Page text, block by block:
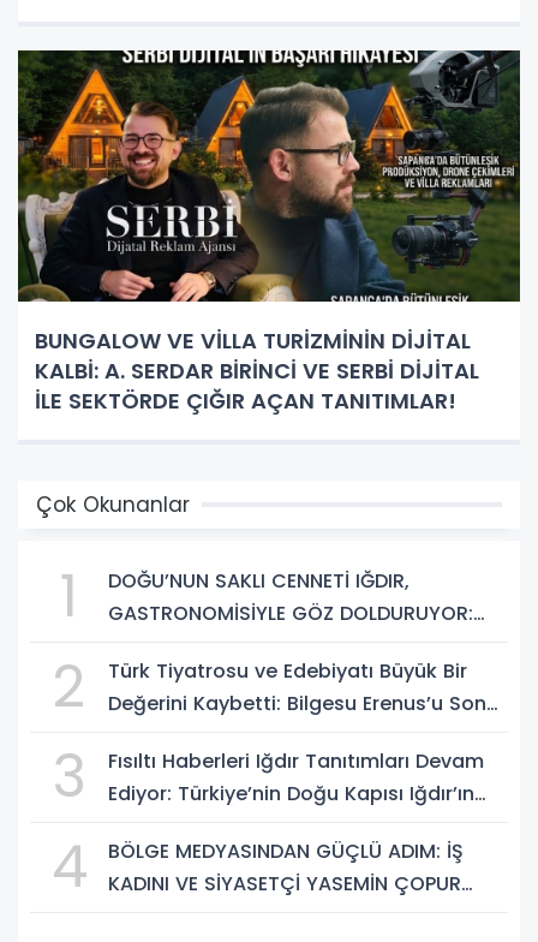
BUNGALOW VE VİLLA TURİZMİNİN DİJİTAL
KALBİ: A. SERDAR BİRİNCİ VE SERBİ DİJİTAL
İLE SEKTÖRDE ÇIĞIR AÇAN TANITIMLAR!
Çok Okunanlar
1
DOĞU’NUN SAKLI CENNETİ IĞDIR,
GASTRONOMİSİYLE GÖZ DOLDURUYOR:
BULUŞMA NOKTASI
2
Türk Tiyatrosu ve Edebiyatı Büyük Bir
Değerini Kaybetti: Bilgesu Erenus’u Son
3
Fısıltı Haberleri Iğdır Tanıtımları Devam
Ediyor: Türkiye’nin Doğu Kapısı Iğdır’ın
4
BÖLGE MEDYASINDAN GÜÇLÜ ADIM: İŞ
KADINI VE SİYASETÇİ YASEMİN ÇOPUR